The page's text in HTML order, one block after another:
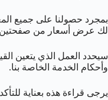
بمجرد حصولنا على جميع
لك عرض أسعار من صفحتين
سيحدد العمل الذي يتعين
وأحكام الخدمة الخاصة بنا.
يرجى قراءة هذه بعناية